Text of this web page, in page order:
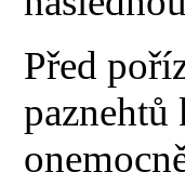
Před
paznehtů